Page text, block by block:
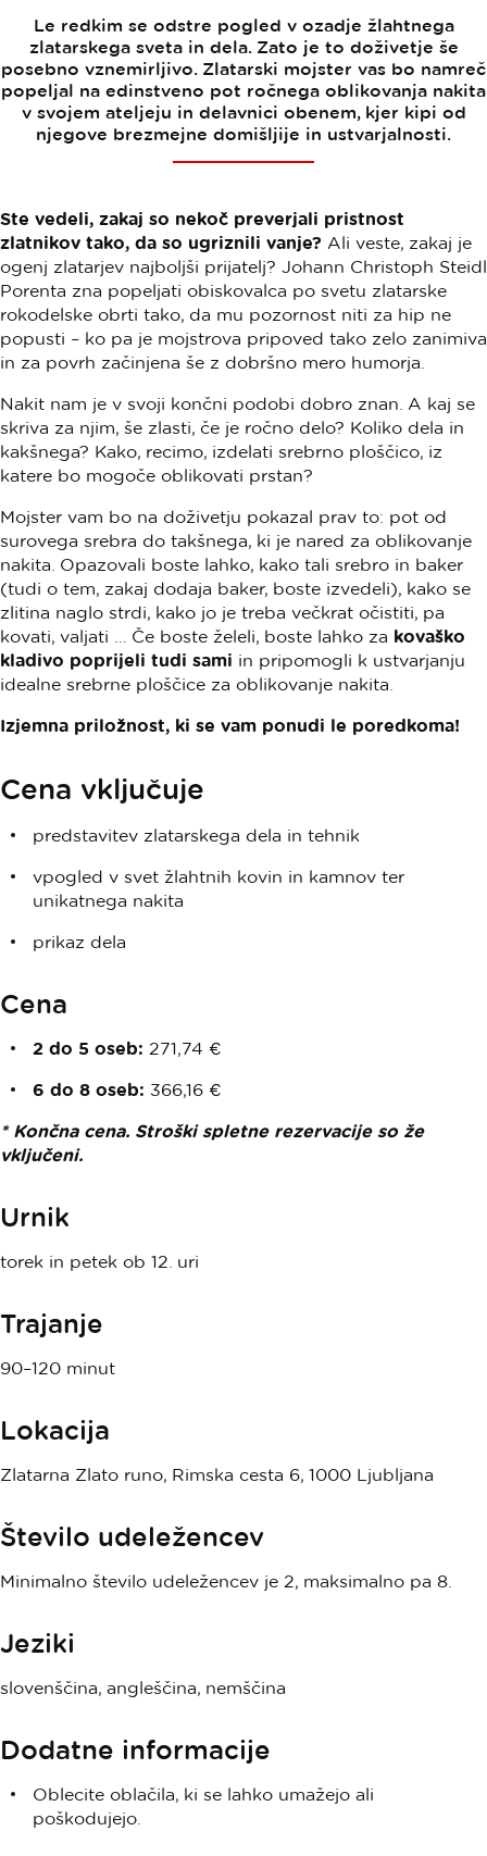
Le redkim se odstre pogled v ozadje žlahtnega
zlatarskega sveta in dela. Zato je to doživetje še
posebno vznemirljivo. Zlatarski mojster vas bo namreč
popeljal na edinstveno pot ročnega oblikovanja nakita
v svojem ateljeju in delavnici obenem, kjer kipi od
njegove brezmejne domišljije in ustvarjalnosti.
Ste vedeli, zakaj so nekoč preverjali pristnost
zlatnikov tako, da so ugriznili vanje? Ali veste, zakaj je
ogenj zlatarjev najboljši prijatelj? Johann Christoph Steidl
Porenta zna popeljati obiskovalca po svetu zlatarske
rokodelske obrti tako, da mu pozornost niti za hip ne
popusti – ko pa je mojstrova pripoved tako zelo zanimiva
in za povrh začinjena še z dobršno mero humorja.
Nakit nam je v svoji končni podobi dobro znan. A kaj se
skriva za njim, še zlasti, če je ročno delo? Koliko dela in
kakšnega? Kako, recimo, izdelati srebrno ploščico, iz
katere bo mogoče oblikovati prstan?
Mojster vam bo na doživetju pokazal prav to: pot od
surovega srebra do takšnega, ki je nared za oblikovanje
nakita. Opazovali boste lahko, kako tali srebro in baker
(tudi o tem, zakaj dodaja baker, boste izvedeli), kako se
zlitina naglo strdi, kako jo je treba večkrat očistiti, pa
kovati, valjati … Če boste želeli, boste lahko za kovaško
kladivo poprijeli tudi sami in pripomogli k ustvarjanju
idealne srebrne ploščice za oblikovanje nakita.
Izjemna priložnost, ki se vam ponudi le poredkoma!
Cena vključuje
predstavitev zlatarskega dela in tehnik
vpogled v svet žlahtnih kovin in kamnov ter
unikatnega nakita
prikaz dela
Cena
2 do 5 oseb: 271,74 €
6 do 8 oseb: 366,16 €
* Končna cena. Stroški spletne rezervacije so že
vključeni.
Urnik
torek in petek ob 12. uri
Trajanje
90–120 minut
Lokacija
Zlatarna Zlato runo, Rimska cesta 6, 1000 Ljubljana
Število udeležencev
Minimalno število udeležencev je 2, maksimalno pa 8.
Jeziki
slovenščina, angleščina, nemščina
Dodatne informacije
Oblecite oblačila, ki se lahko umažejo ali
poškodujejo.